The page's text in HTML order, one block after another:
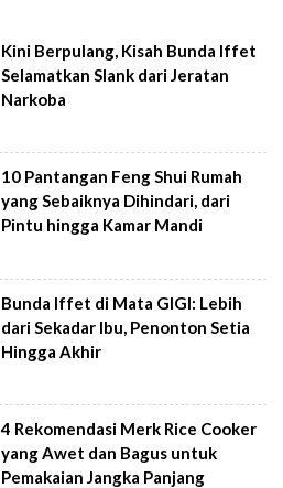
Kini Berpulang, Kisah Bunda Iffet
Selamatkan Slank dari Jeratan
Narkoba
10 Pantangan Feng Shui Rumah
yang Sebaiknya Dihindari, dari
Pintu hingga Kamar Mandi
Bunda Iffet di Mata GIGI: Lebih
dari Sekadar Ibu, Penonton Setia
Hingga Akhir
4 Rekomendasi Merk Rice Cooker
yang Awet dan Bagus untuk
Pemakaian Jangka Panjang